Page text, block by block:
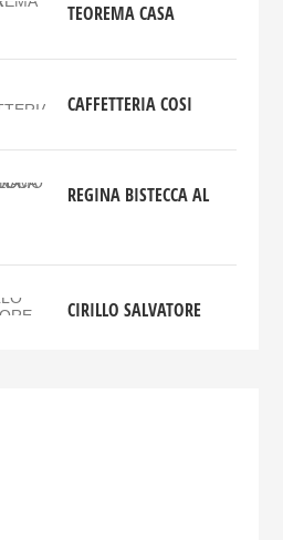
TEOREMA CASA
CAFFETTERIA COSI
REGINA BISTECCA AL
CIRILLO SALVATORE